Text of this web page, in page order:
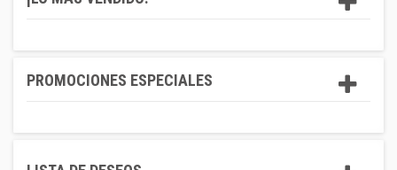
PROMOCIONES ESPECIALES